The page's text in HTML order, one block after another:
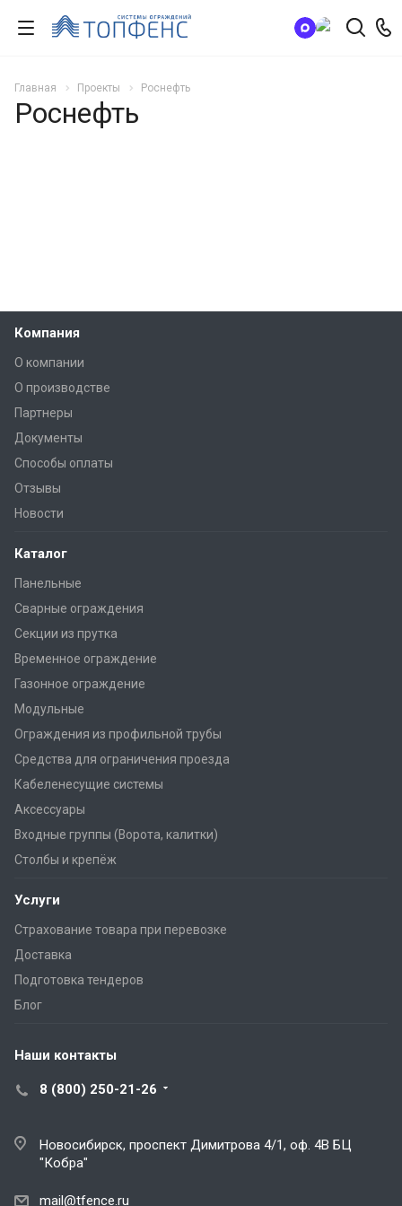
Главная Проекты Роснефть
Роснефть
Компания
О компании
О производстве
Партнеры
Документы
Способы оплаты
Отзывы
Новости
Каталог
Панельные
Сварные ограждения
Секции из прутка
Временное ограждение
Газонное ограждение
Модульные
Ограждения из профильной трубы
Средства для ограничения проезда
Кабеленесущие системы
Аксессуары
Входные группы (Ворота, калитки)
Столбы и крепёж
Услуги
Страхование товара при перевозке
Доставка
Подготовка тендеров
Блог
Наши контакты
8 (800) 250-21-26
Новосибирск, проспект Димитрова 4/1, оф. 4В БЦ
"Кобра"
mail@tfence.ru